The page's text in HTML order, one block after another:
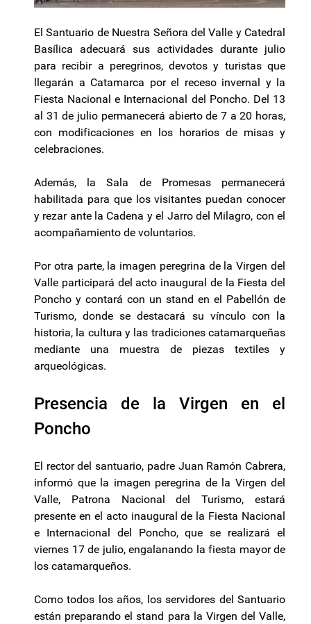
El Santuario de Nuestra Señora del Valle y Catedral
Basílica adecuará sus actividades durante julio
para recibir a peregrinos, devotos y turistas que
llegarán a Catamarca por el receso invernal y la
Fiesta Nacional e Internacional del Poncho. Del 13
al 31 de julio permanecerá abierto de 7 a 20 horas,
con modificaciones en los horarios de misas y
celebraciones.
Además, la Sala de Promesas permanecerá
habilitada para que los visitantes puedan conocer
y rezar ante la Cadena y el Jarro del Milagro, con el
acompañamiento de voluntarios.
Por otra parte, la imagen peregrina de la Virgen del
Valle participará del acto inaugural de la Fiesta del
Poncho y contará con un stand en el Pabellón de
Turismo, donde se destacará su vínculo con la
historia, la cultura y las tradiciones catamarqueñas
mediante una muestra de piezas textiles y
arqueológicas.
Presencia de la Virgen en el
Poncho
El rector del santuario, padre Juan Ramón Cabrera,
informó que la imagen peregrina de la Virgen del
Valle, Patrona Nacional del Turismo, estará
presente en el acto inaugural de la Fiesta Nacional
e Internacional del Poncho, que se realizará el
viernes 17 de julio, engalanando la fiesta mayor de
los catamarqueños.
Como todos los años, los servidores del Santuario
están preparando el stand para la Virgen del Valle,